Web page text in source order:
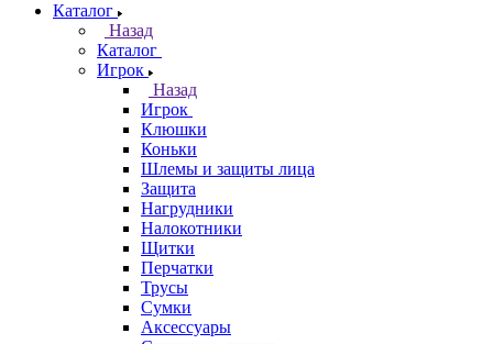
Каталог
Назад
Каталог
Игрок
Назад
Игрок
Клюшки
Коньки
Шлемы и защиты лица
Защита
Нагрудники
Налокотники
Щитки
Перчатки
Трусы
Сумки
Аксессуары